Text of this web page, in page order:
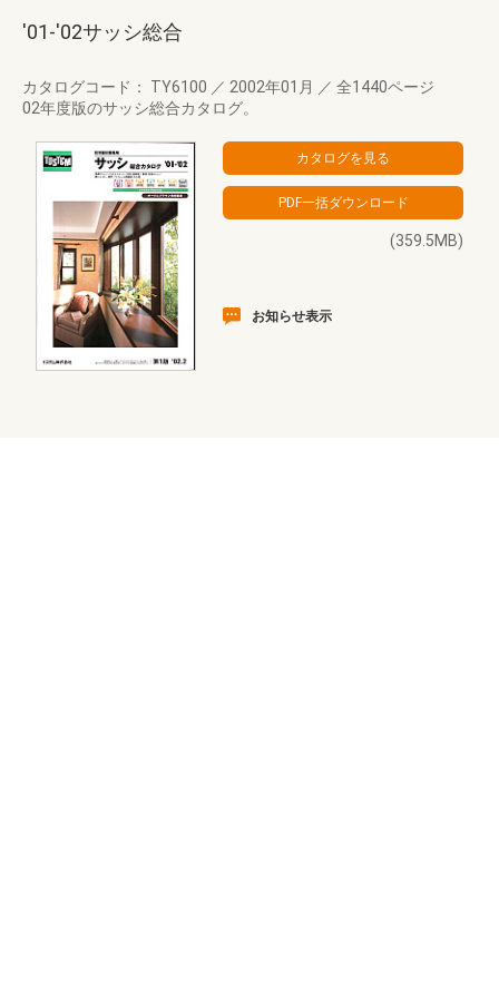
'01-'02サッシ総合
カタログコード： TY6100 ／ 2002年01月 ／ 全1440ページ
02年度版のサッシ総合カタログ。
(359.5MB)
お知らせ表示